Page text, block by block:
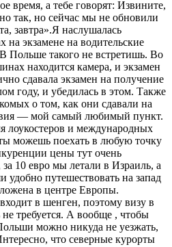
время, а тебе говорят: Извините,
так, но сейчас мы не обновили
завтра».Я наслушалась
на экзамене на водительские
Польше такого не встретишь. Во
находится камера, и экзамен
сдавала экзамен на получение
году, и убедилась в этом. Также
о том, как они сдавали на
— мой самый любимый пункт.
лоукостеров и международных
можешь поехать в любую точку
цены тут очень
10 евро мы летали в Израиль, а
путешествовать на запад
в центре Европы.
в шенген, поэтому визу в
требуется. А вообще , чтобы
можно никуда не уезжать,
что северные курорты